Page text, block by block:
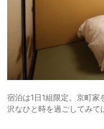
宿泊は1日1組限定。京町
沢なひと時を過ごしてみて